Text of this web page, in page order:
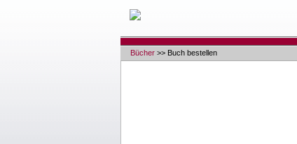
Bücher >> Buch bestellen